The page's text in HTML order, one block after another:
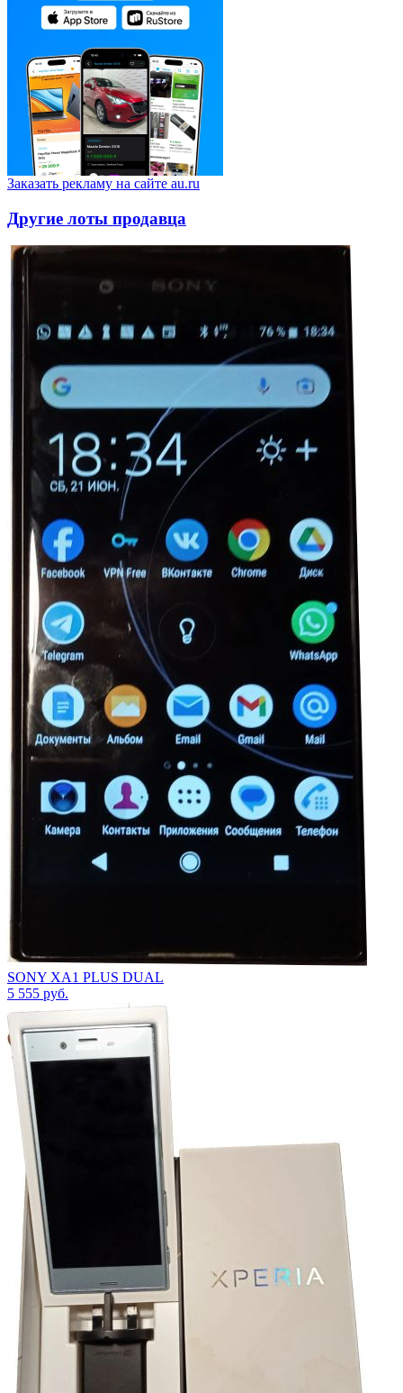
Заказать рекламу на сайте au.ru
Другие лоты продавца
SONY XA1 PLUS DUAL
5 555 руб.